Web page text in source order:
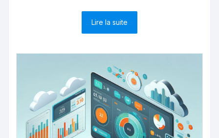
Lire la suite